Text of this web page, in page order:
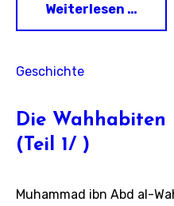
Weiterlesen …
Geschichte
Die
(Teil 1/ )
Muhammad ibn Abd al-